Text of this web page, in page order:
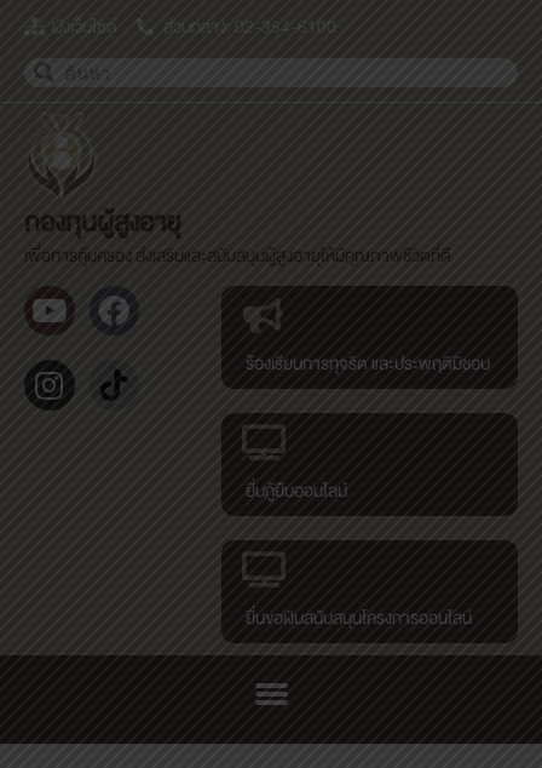
ผังเว็บไซต์ ส่วนกลาง: 02-354-6100
กองทุนผู้สูงอายุ
เพื่อการคุ้มครอง ส่งเสริมและสนับสนุนผู้สูงอายุให้มีคุณภาพชีวิตที่ดี
ร้องเรียนการทุจริต และประพฤติมิชอบ
ยื่นกู้ยืมออนไลน์
ยื่นขอเงินสนับสนุนโครงการออนไลน์